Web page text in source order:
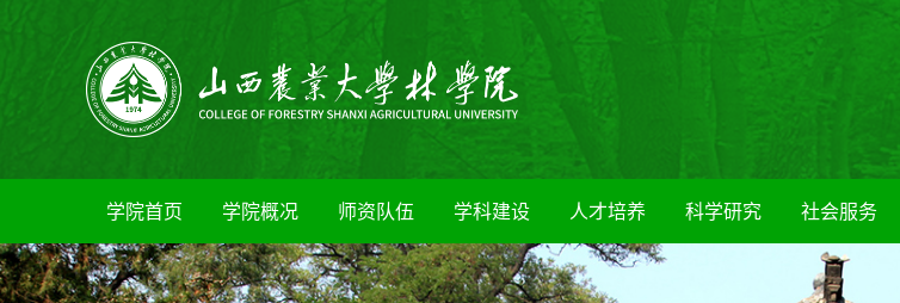
学院首页 学院概况 师资队伍 学科建设 人才培养 科学研究 社会服务